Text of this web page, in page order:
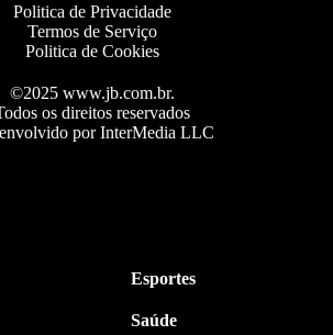
Politica de Privacidade
Termos de Serviço
Politica de Cookies
©2025 www.jb.com.br.
os direitos reservados
por InterMedia LLC
Esportes
Saúde